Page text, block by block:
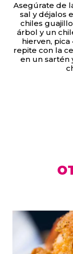
Asegúrate de
sal y déjalos
chiles
árbol y un
hierven,
repite con la
en un sartén